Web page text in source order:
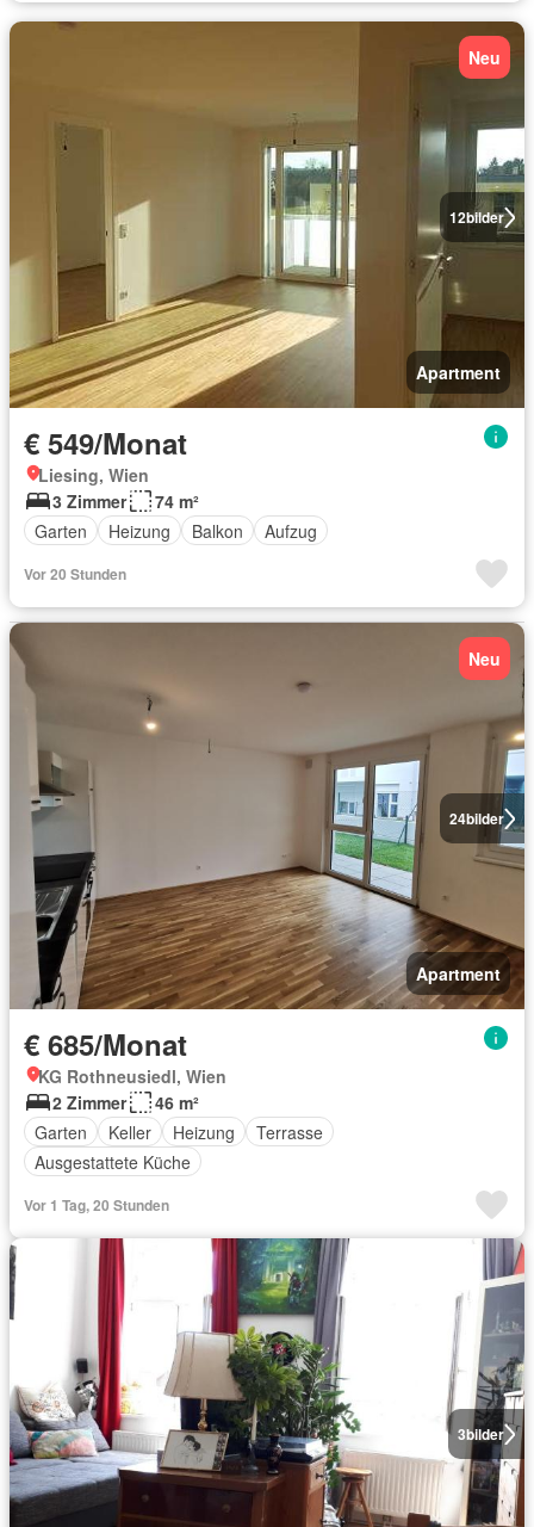
12bilder
Neu
Apartment
€ 549/Monat
Liesing, Wien
3 Zimmer
74 m²
Garten
Heizung Balkon Aufzug
Vor 20 Stunden
24bilder
Neu
Apartment
€ 685/Monat
KG Rothneusiedl, Wien
2 Zimmer
46 m²
Garten
Keller Heizung
Terrasse
Ausgestattete Küche
Vor 1 Tag, 20 Stunden
3bilder